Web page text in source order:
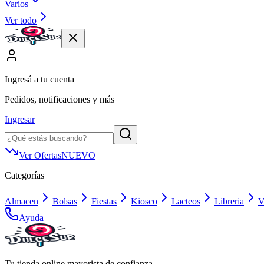
Varios
Ver todo
Ingresá a tu cuenta
Pedidos, notificaciones y más
Ingresar
Ver OfertasNUEVO
Categorías
Almacen Bolsas Fiestas Kiosco Lacteos Libreria
Ayuda